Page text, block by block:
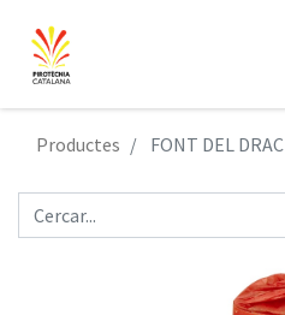
Productes FONT DEL DRAC